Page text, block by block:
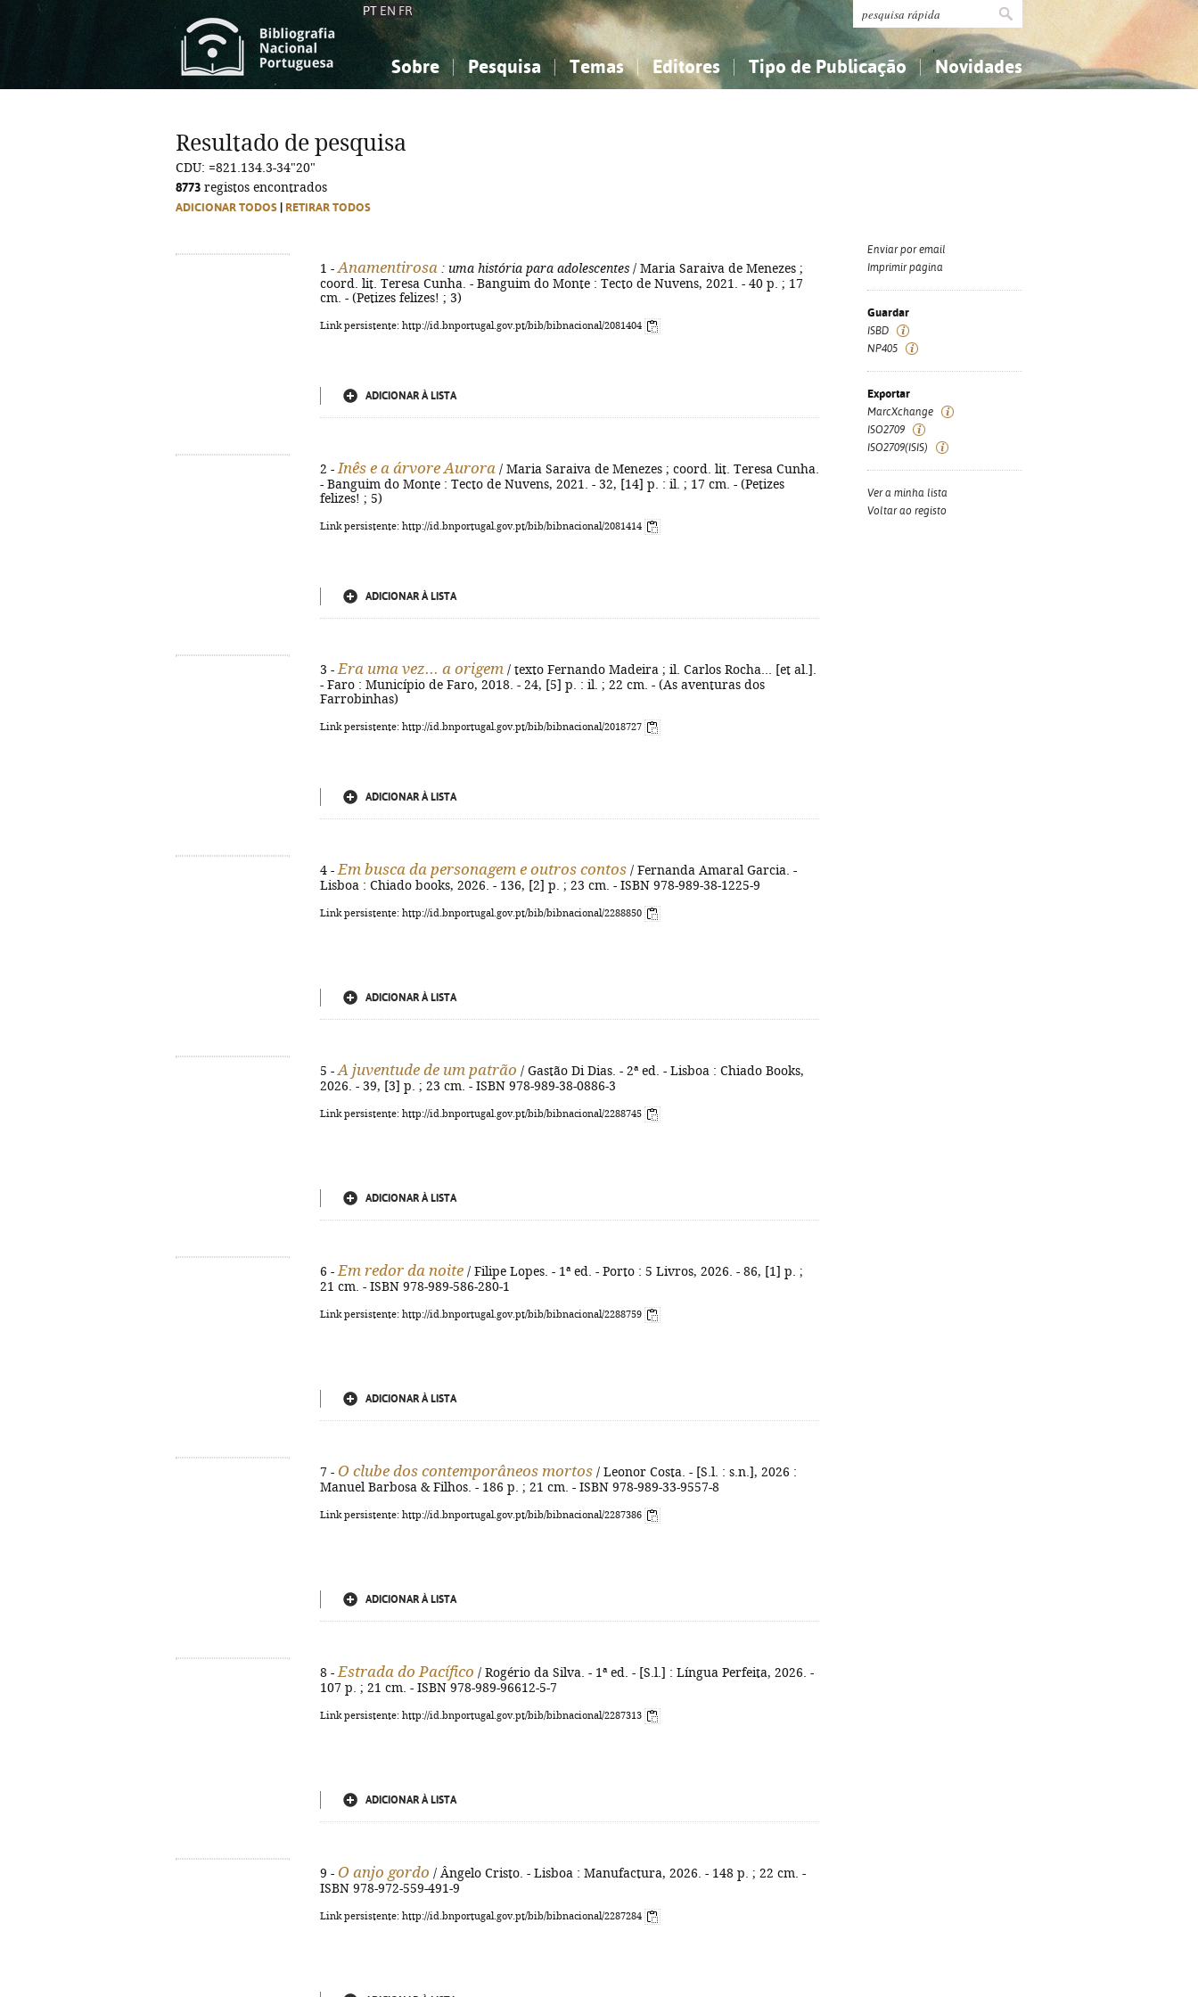
PT EN FR
Sobre Pesquisa Temas
Ciências sociais...
Editores Tipo de Publicação Novidades
Ciências sociais...
Resultado de pesquisa
CDU: =821.134.3-34"20"
8773 registos encontrados
ADICIONAR TODOS RETIRAR TODOS
1 - Anamentirosa : uma história para adolescentes / Maria Saraiva de Menezes ;
coord. lit. Teresa Cunha. - Banguim do Monte : Tecto de Nuvens, 2021. - 40 p. ; 17
cm. - (Petizes felizes! ; 3)
Link persistente: http://id.bnportugal.gov.pt/bib/bibnacional/2081404
ADICIONAR À LISTA
2 - Inês e a árvore Aurora / Maria Saraiva de Menezes ; coord. lit. Teresa Cunha.
- Banguim do Monte : Tecto de Nuvens, 2021. - 32, [14] p. : il. ; 17 cm. - (Petizes
felizes! ; 5)
Link persistente: http://id.bnportugal.gov.pt/bib/bibnacional/2081414
ADICIONAR À LISTA
3 - Era uma vez... a origem / texto Fernando Madeira ; il. Carlos Rocha... [et al.].
- Faro : Município de Faro, 2018. - 24, [5] p. : il. ; 22 cm. - (As aventuras dos
Farrobinhas)
Link persistente: http://id.bnportugal.gov.pt/bib/bibnacional/2018727
ADICIONAR À LISTA
4 - Em busca da personagem e outros contos / Fernanda Amaral Garcia. -
Lisboa : Chiado books, 2026. - 136, [2] p. ; 23 cm. - ISBN 978-989-38-1225-9
Link persistente: http://id.bnportugal.gov.pt/bib/bibnacional/2288850
ADICIONAR À LISTA
5 - A juventude de um patrão / Gastão Di Dias. - 2ª ed. - Lisboa : Chiado Books,
2026. - 39, [3] p. ; 23 cm. - ISBN 978-989-38-0886-3
Link persistente: http://id.bnportugal.gov.pt/bib/bibnacional/2288745
ADICIONAR À LISTA
6 - Em redor da noite / Filipe Lopes. - 1ª ed. - Porto : 5 Livros, 2026. - 86, [1] p. ;
21 cm. - ISBN 978-989-586-280-1
Link persistente: http://id.bnportugal.gov.pt/bib/bibnacional/2288759
ADICIONAR À LISTA
7 - O clube dos contemporâneos mortos / Leonor Costa. - [S.l. : s.n.], 2026 :
Manuel Barbosa & Filhos. - 186 p. ; 21 cm. - ISBN 978-989-33-9557-8
Link persistente: http://id.bnportugal.gov.pt/bib/bibnacional/2287386
ADICIONAR À LISTA
8 - Estrada do Pacífico / Rogério da Silva. - 1ª ed. - [S.l.] : Língua Perfeita, 2026. -
107 p. ; 21 cm. - ISBN 978-989-96612-5-7
Link persistente: http://id.bnportugal.gov.pt/bib/bibnacional/2287313
ADICIONAR À LISTA
9 - O anjo gordo / Ângelo Cristo. - Lisboa : Manufactura, 2026. - 148 p. ; 22 cm. -
ISBN 978-972-559-491-9
Link persistente: http://id.bnportugal.gov.pt/bib/bibnacional/2287284
Enviar por email
Imprimir página
Guardar
ISBD
NP405
Exportar
MarcXchange
ISO2709
ISO2709(ISIS)
Ver a minha lista
Voltar ao registo